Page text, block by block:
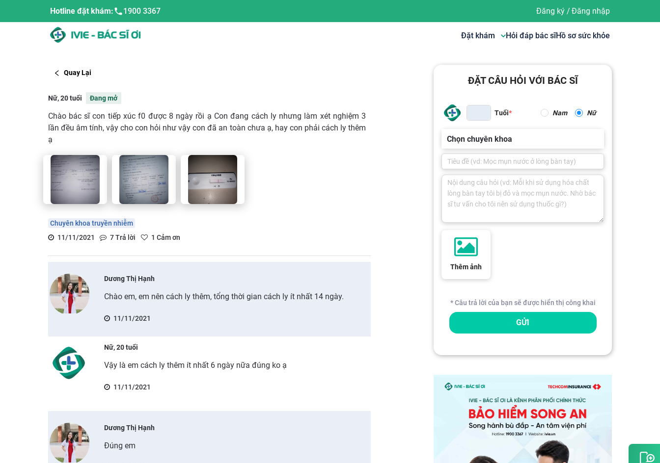
Hotline đặt khám: 1900 3367 Đăng ký/ Đăng nhập
Đặt khám Hỏi đáp bác sĩHồ sơ sức khỏe
Quay Lại
Nữ, 20 tuổi Đang mở
Chào bác sĩ con tiếp xúc f0 được 8 ngày rồi ạ Con đang cách ly nhưng làm xét nghiệm 3
lần đều âm tính, vậy cho con hỏi như vậy con đã an toàn chưa ạ, hay con phải cách ly thêm
ạ
Chuyên khoa truyền nhiễm
11/11/2021
7Trả lời 1 Cảm ơn
Dương Thị Hạnh
Chào em, em nên cách ly thêm, tổng thời gian cách ly ít nhất 14 ngày.
11/11/2021
Nữ, 20 tuổi
Vậy là em cách ly thêm ít nhất 6 ngày nữa đúng ko ạ
11/11/2021
Dương Thị Hạnh
Đúng em
ĐẶT CÂU HỎI VỚI BÁC SĨ
Tuổi Nam Nữ
Chọn chuyên khoa
Thêm ảnh
* Câu trả lời của bạn sẽ được hiển thị công khai
GỬI